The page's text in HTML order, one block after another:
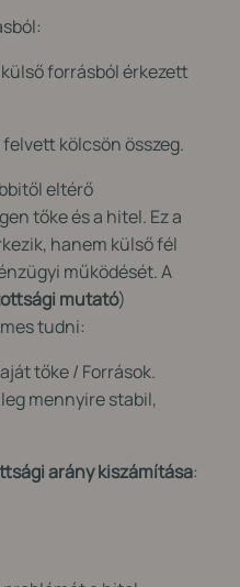
forrásból érkezett
kölcsön összeg.
eltérő
tőke és a hitel. Ez a
hanem külső fél
működését. A
mutató)
tudni:
tőke / Források.
mennyire stabil,
arány kiszámítása: